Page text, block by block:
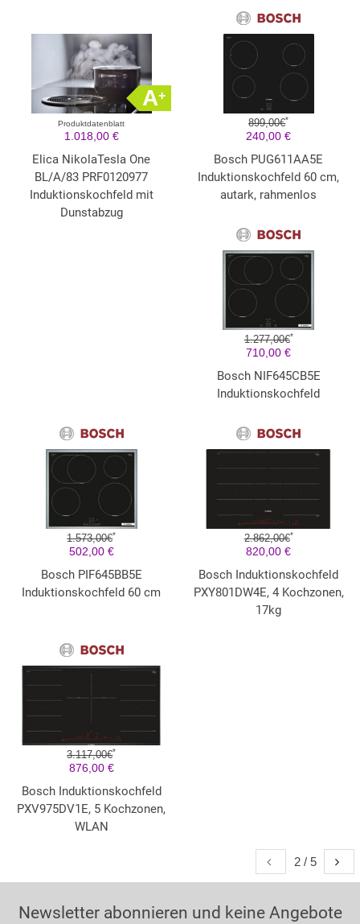
A+
Produktdatenblatt
1.018,00 €
Elica NikolaTesla One
BL/A/83 PRF0120977
Induktionskochfeld mit
Dunstabzug
899,00€*
240,00 €
Bosch PUG611AA5E
Induktionskochfeld 60 cm,
autark, rahmenlos
1.277,00€*
710,00 €
Bosch NIF645CB5E
Induktionskochfeld
1.573,00€*
502,00 €
Bosch PIF645BB5E
Induktionskochfeld 60 cm
2.862,00€*
820,00 €
Bosch Induktionskochfeld
PXY801DW4E, 4 Kochzonen,
17kg
3.117,00€*
876,00 €
Bosch Induktionskochfeld
PXV975DV1E, 5 Kochzonen,
WLAN
2 / 5
Newsletter abonnieren und keine Angebote